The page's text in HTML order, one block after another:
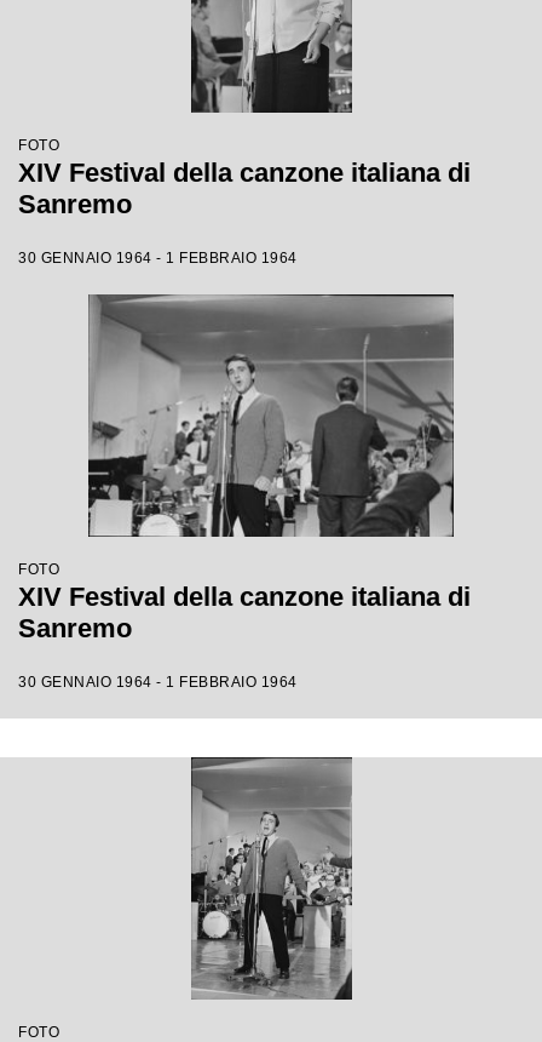
FOTO
XIV Festival della canzone italiana di
Sanremo
30 GENNAIO 1964 - 1 FEBBRAIO 1964
FOTO
XIV Festival della canzone italiana di
Sanremo
30 GENNAIO 1964 - 1 FEBBRAIO 1964
FOTO